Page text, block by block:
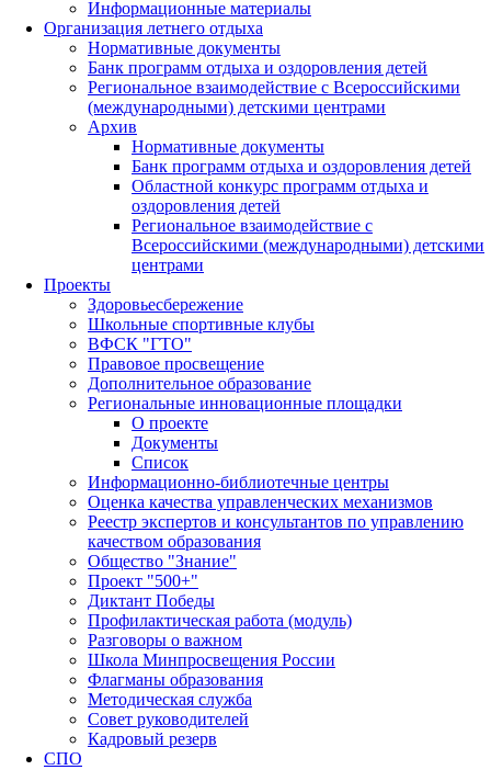
Информационные материалы
Организация летнего отдыха
Нормативные документы
Банк программ отдыха и оздоровления детей
Региональное взаимодействие с Всероссийскими
(международными) детскими центрами
Архив
Нормативные документы
Банк программ отдыха и оздоровления детей
Областной конкурс программ отдыха и
оздоровления детей
Региональное взаимодействие с
Всероссийскими (международными) детскими
центрами
Проекты
Здоровьесбережение
Школьные спортивные клубы
ВФСК "ГТО"
Правовое просвещение
Дополнительное образование
Региональные инновационные площадки
О проекте
Документы
Список
Информационно-библиотечные центры
Оценка качества управленческих механизмов
Реестр экспертов и консультантов по управлению
качеством образования
Общество "Знание"
Проект "500+"
Диктант Победы
Профилактическая работа (модуль)
Разговоры о важном
Школа Минпросвещения России
Флагманы образования
Методическая служба
Совет руководителей
Кадровый резерв
СПО